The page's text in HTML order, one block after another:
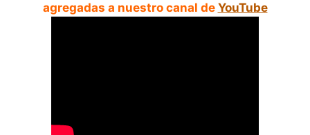
agregadas a nuestro canal de YouTube